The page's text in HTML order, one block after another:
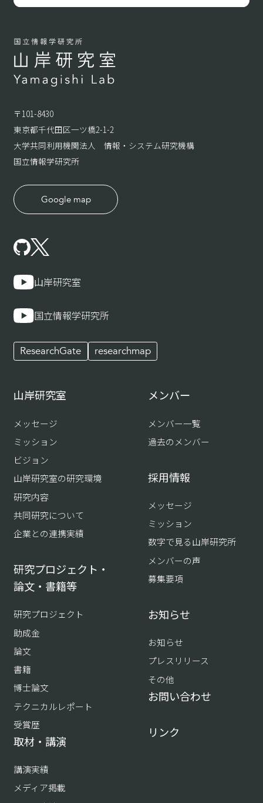
〒101-8430
東京都千代田区一ツ橋2-1-2
大学共同利用機関法人 情報・システム研究機構
国立情報学研究所
Google map
山岸研究室
国立情報学研究所
ResearchGate researchmap
山岸研究室
メッセージ
ミッション
ビジョン
山岸研究室の研究環境
研究内容
共同研究について
企業との連携実績
研究プロジェクト・
論文・書籍等
研究プロジェクト
助成金
論文
書籍
博士論文
テクニカルレポート
受賞歴
取材・講演
講演実績
メディア掲載
メンバー
メンバー一覧
過去のメンバー
採用情報
メッセージ
ミッション
数字で見る山岸研究所
メンバーの声
募集要項
お知らせ
お知らせ
プレスリリース
その他
お問い合わせ
リンク